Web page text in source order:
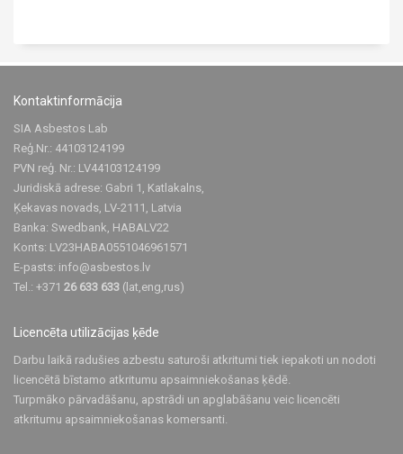
Kontaktinformācija
SIA Asbestos Lab
Reģ.Nr.: 44103124199
PVN reģ. Nr.: LV44103124199
Juridiskā adrese: Gabri 1, Katlakalns,
Ķekavas novads, LV-2111, Latvia
Banka: Swedbank, HABALV22
Konts: LV23HABA0551046961571
E-pasts: info@asbestos.lv
Tel.: +371 26 633 633 (lat,eng,rus)
Licencēta utilizācijas ķēde
Darbu laikā radušies azbestu saturoši atkritumi tiek iepakoti un nodoti
licencētā bīstamo atkritumu apsaimniekošanas ķēdē.
Turpmāko pārvadāšanu, apstrādi un apglabāšanu veic licencēti
atkritumu apsaimniekošanas komersanti.